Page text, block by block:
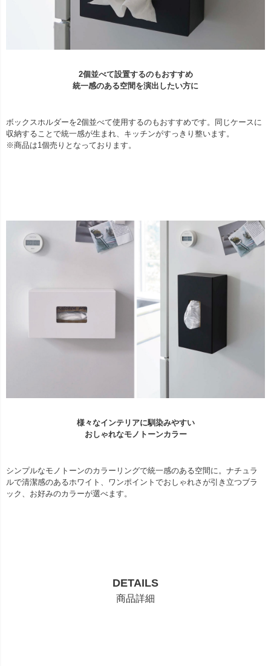
2個並べて設置するのもおすすめ
統一感のある空間を演出したい方に
ボックスホルダーを2個並べて使用するのもおすすめです。同じケースに
収納することで統一感が生まれ、キッチンがすっきり整います。
※商品は1個売りとなっております。
様々なインテリアに馴染みやすい
おしゃれなモノトーンカラー
シンプルなモノトーンのカラーリングで統一感のある空間に。ナチュラ
ルで清潔感のあるホワイト、ワンポイントでおしゃれさが引き立つブラ
ック、お好みのカラーが選べます。
DETAILS
商品詳細